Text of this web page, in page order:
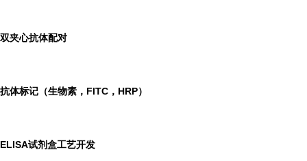
双夹心抗体配对
抗体标记（生物素，FITC，HRP）
ELISA试剂盒工艺开发